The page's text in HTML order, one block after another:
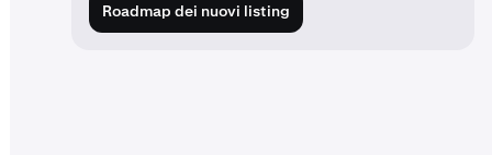
Roadmap dei nuovi listing